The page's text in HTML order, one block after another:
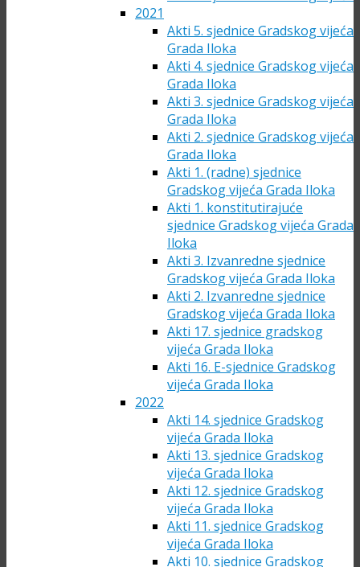
2021
Akti 5. sjednice Gradskog vijeća
Grada Iloka
Akti 4. sjednice Gradskog vijeća
Grada Iloka
Akti 3. sjednice Gradskog vijeća
Grada Iloka
Akti 2. sjednice Gradskog vijeća
Grada Iloka
Akti 1. (radne) sjednice
Gradskog vijeća Grada Iloka
Akti 1. konstitutirajuće
sjednice Gradskog vijeća Grada
Iloka
Akti 3. Izvanredne sjednice
Gradskog vijeća Grada Iloka
Akti 2. Izvanredne sjednice
Gradskog vijeća Grada Iloka
Akti 17. sjednice gradskog
vijeća Grada Iloka
Akti 16. E-sjednice Gradskog
vijeća Grada Iloka
2022
Akti 14. sjednice Gradskog
vijeća Grada Iloka
Akti 13. sjednice Gradskog
vijeća Grada Iloka
Akti 12. sjednice Gradskog
vijeća Grada Iloka
Akti 11. sjednice Gradskog
vijeća Grada Iloka
Akti 10. sjednice Gradskog